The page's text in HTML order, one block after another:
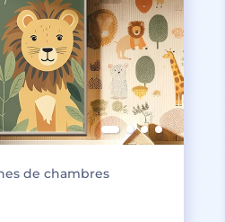
de chambres